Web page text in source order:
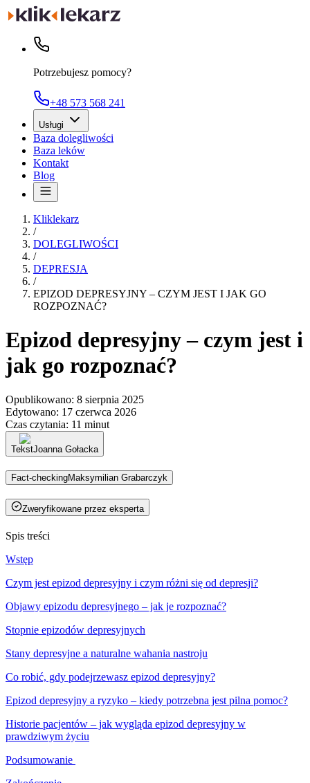
Potrzebujesz pomocy?
+48 573 568 241
Usługi
Baza dolegliwości
Baza leków
Kontakt
Blog
Kliklekarz
/
DOLEGLIWOŚCI
/
DEPRESJA
/
EPIZOD DEPRESYJNY – CZYM JEST I JAK GO
ROZPOZNAĆ?
Epizod depresyjny – czym jest i
jak go rozpoznać?
Opublikowano: 8 sierpnia 2025
Edytowano: 17 czerwca 2026
Czas czytania: 11 minut
TekstJoanna Gołacka
Fact-checkingMaksymilian Grabarczyk
Zweryfikowane przez eksperta
Spis treści
Wstęp
Czym jest epizod depresyjny i czym różni się od depresji?
Objawy epizodu depresyjnego – jak je rozpoznać?
Stopnie epizodów depresyjnych
Stany depresyjne a naturalne wahania nastroju
Co robić, gdy podejrzewasz epizod depresyjny?
Epizod depresyjny a ryzyko – kiedy potrzebna jest pilna pomoc?
Historie pacjentów – jak wygląda epizod depresyjny w
prawdziwym życiu
Podsumowanie